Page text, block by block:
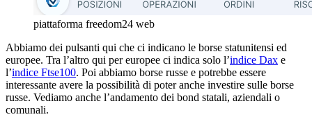
piattaforma freedom24 web
Abbiamo dei pulsanti qui che ci indicano le borse statunitensi ed
europee. Tra l’altro qui per europee ci indica solo l’indice Dax e
l’indice Ftse100. Poi abbiamo borse russe e potrebbe essere
interessante avere la possibilità di poter anche investire sulle borse
russe. Vediamo anche l’andamento dei bond statali, aziendali o
comunali.